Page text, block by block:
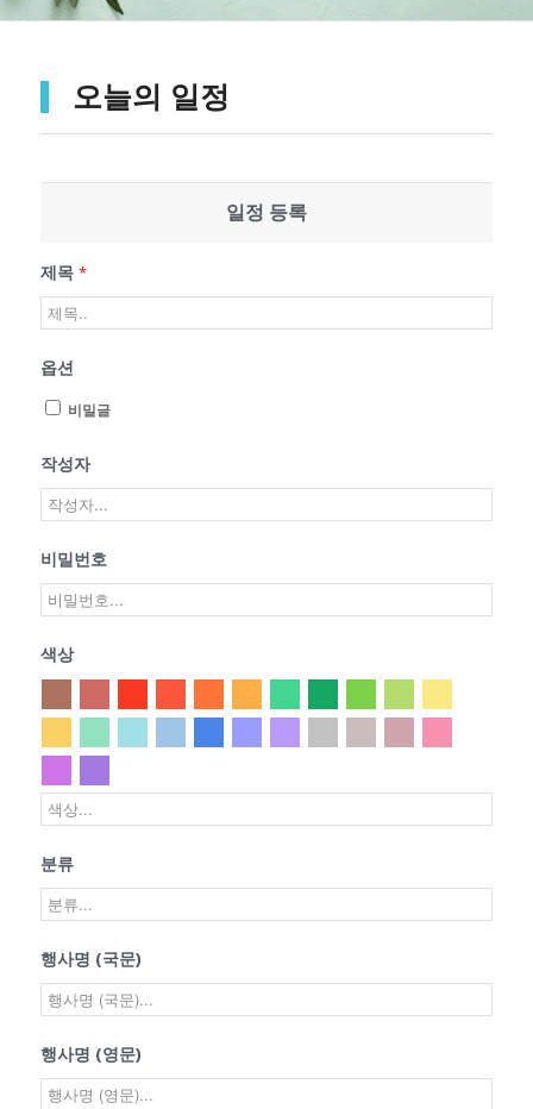
오늘의 일정
일정 등록
제목 *
옵션
비밀글
작성자
비밀번호
색상
분류
행사명 (국문)
행사명 (영문)